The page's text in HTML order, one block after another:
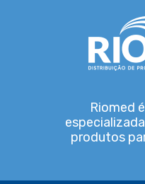
Riomed
produtos